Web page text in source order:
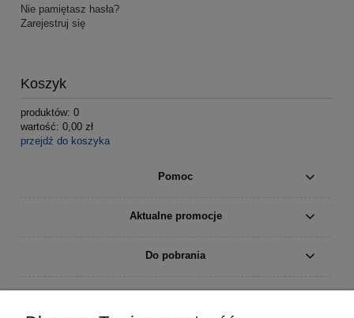
Nie pamiętasz hasła?
Zarejestruj się
Koszyk
produktów: 0
wartość: 0,00 zł
przejdź do koszyka
Pomoc
Aktualne promocje
Do pobrania